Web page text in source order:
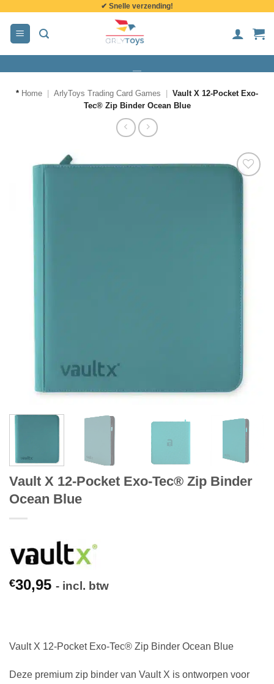
inhoud
✔ Snelle verzending!
* Home ArlyToys Trading Card Games
Vault X 12-Pocket Exo-
Tec® Zip Binder Ocean Blue
Vault X 12-Pocket Exo-Tec® Zip Binder
Ocean Blue
€30,95 - incl. btw
Vault X 12-Pocket Exo-Tec® Zip Binder Ocean Blue
Deze premium zip binder van Vault X is ontworpen voor